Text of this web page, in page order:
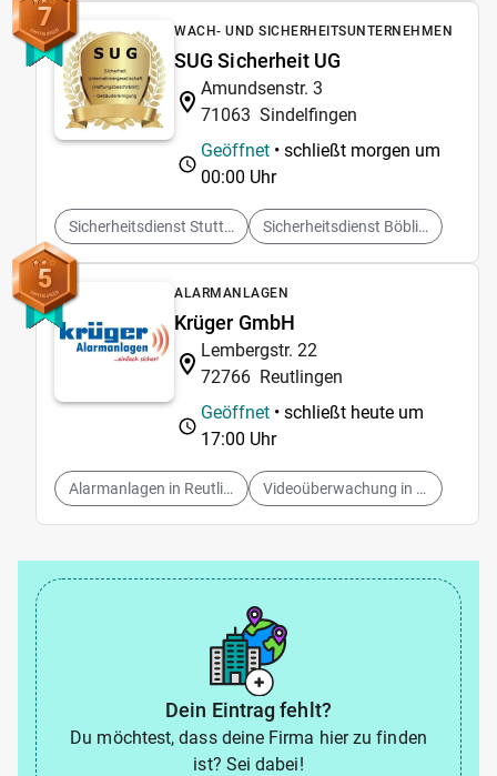
7 WACH- UND SICHERHEITSUNTERNEHMEN
SUG Sicherheit UG
Amundsenstr. 3
71063 Sindelfingen
Geöffnet • schließt morgen um
00:00 Uhr
Sicherheitsdienst Stuttgart Sicherheitsdienst Böblingen
5 ALARMANLAGEN
Krüger GmbH
Lembergstr. 22
72766 Reutlingen
Geöffnet • schließt heute um
17:00 Uhr
Alarmanlagen in Reutlingen Videoüberwachung in Reutlingen
Dein Eintrag fehlt?
Du möchtest, dass deine Firma hier zu finden
ist? Sei dabei!